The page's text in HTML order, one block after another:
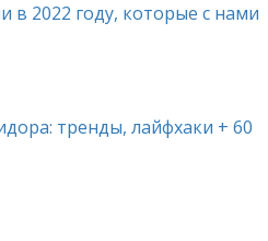
в 2022 году, которые с нами
тренды, лайфхаки + 60